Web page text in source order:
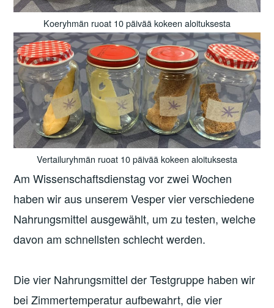
Koeryhmän ruoat 10 päivää kokeen aloituksesta
Vertailuryhmän ruoat 10 päivää kokeen aloituksesta
Am Wissenschaftsdienstag vor zwei Wochen
haben wir aus unserem Vesper vier verschiedene
Nahrungsmittel ausgewählt, um zu testen, welche
davon am schnellsten schlecht werden.
Die vier Nahrungsmittel der Testgruppe haben wir
bei Zimmertemperatur aufbewahrt, die vier